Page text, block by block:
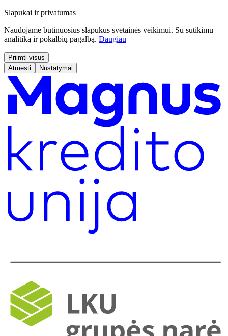
Slapukai ir privatumas
Naudojame būtinuosius slapukus svetainės veikimui. Su sutikimu –
analitiką ir pokalbių pagalbą. Daugiau
Priimti visus
Atmesti
Nustatymai